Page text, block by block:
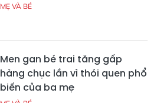
MẸ VÀ BÉ
Men gan bé trai tăng gấp
hàng chục lần vì thói quen phổ
biến của ba mẹ